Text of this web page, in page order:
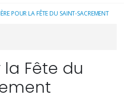
POUR LA FÊTE DU SAINT-SACREMENT
Fête du